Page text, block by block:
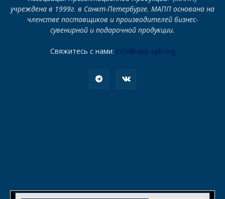
учреждена в 1999г. в Санкт-Петербурге. МАПП основана на
членстве поставщиков и производителей бизнес-
сувенирной и подарочной продукции.
Свяжитесь с нами: info@iapp-spb.org